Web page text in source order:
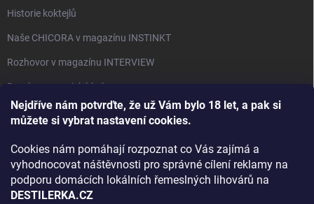
Nejdříve nám potvrďte, že už Vám bylo 18 let, a pak si
můžete si vybrat nastavení cookies.
Cookies nám pomáhají rozpoznat co Vás zajímá a
vyhodnocovat náštěvnosti pro správné cílení reklamy na
podporu domácích lokálních řemeslných lihovárů na
DESTILERKA.CZ
Historie koktejlů
Naše CHICORA v magazínu INSTINKT
Rozhovor v magazínu INTERVIEW
Bourbon, americká krása.
Napsali v TÝDNU o naší práci
Rozhovor s DESTILERKA.CZ v magazínu DRINKING-CAT
Jak vybrat dárek na Vánoce